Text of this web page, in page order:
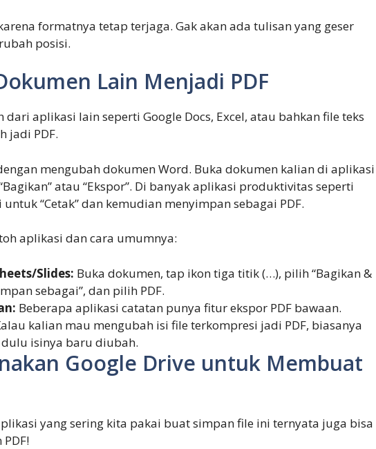
formatnya tetap terjaga. Gak akan ada tulisan yang geser
posisi.
Lain Menjadi PDF
dari aplikasi lain seperti Google Docs, Excel, atau bahkan file teks
jadi PDF.
mengubah dokumen Word. Buka dokumen kalian di aplikasi
atau “Ekspor”. Di banyak aplikasi produktivitas seperti
“Cetak” dan kemudian menyimpan sebagai PDF.
aplikasi dan cara umumnya:
Slides: Buka dokumen, tap ikon tiga titik (…), pilih “Bagikan &
sebagai”, dan pilih PDF.
Beberapa aplikasi catatan punya fitur ekspor PDF bawaan.
kalian mau mengubah isi file terkompresi jadi PDF, biasanya
isinya baru diubah.
Google Drive untuk Membuat
yang sering kita pakai buat simpan file ini ternyata juga bisa